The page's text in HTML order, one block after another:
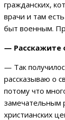
гражданских,
врачи и там
быт военным.
— Расскажите
— Так
рассказываю о
потому что
замечательным
христианских